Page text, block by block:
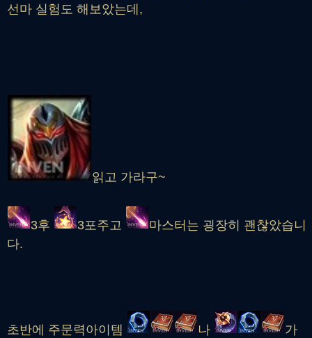
선마 실험도 해보았는데,
읽고 가라구~
3후 3포주고
마스터는 굉장히 괜찮았습니
다.
초반에 주문력아이템 나
가